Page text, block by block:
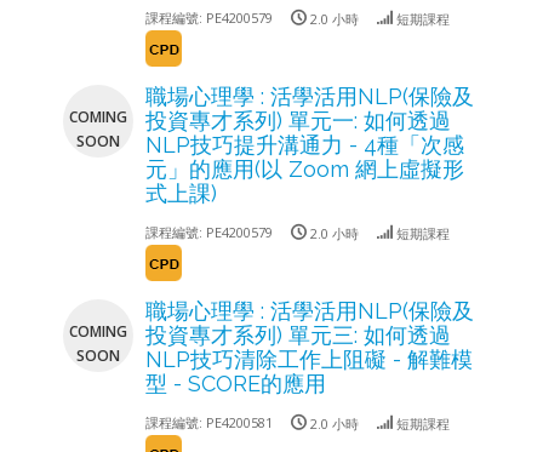
課程編號: PE4200579 2.0 小時 短期課程
COMING
SOON
職場心理學 : 活學活用NLP(保險及
投資專才系列) 單元一: 如何透過
NLP技巧提升溝通力 - 4種「次感
元」的應用(以 Zoom 網上虛擬形
式上課)
課程編號: PE4200579 2.0 小時 短期課程
COMING
SOON
職場心理學 : 活學活用NLP(保險及
投資專才系列) 單元三: 如何透過
NLP技巧清除工作上阻礙 - 解難模
型 - SCORE的應用
課程編號: PE4200581 2.0 小時 短期課程